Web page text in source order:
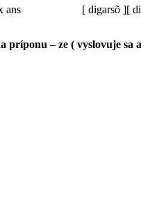
ans [ digarsõ ][
príponu – ze ( vyslovuje sa